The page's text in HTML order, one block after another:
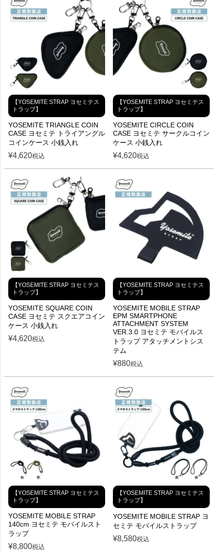
【YOSEMITE STRAP ヨセミテス
トラップ】
YOSEMITE TRIANGLE COIN
CASE ヨセミテ トライアングル
コインケース 小銭入れ
¥4,620税込
【YOSEMITE STRAP ヨセミテス
トラップ】
YOSEMITE CIRCLE COIN
CASE ヨセミテ サークルコイン
ケース 小銭入れ
¥4,620税込
【YOSEMITE STRAP ヨセミテス
トラップ】
YOSEMITE SQUARE COIN
CASE ヨセミテ スクエアコイン
ケース 小銭入れ
¥4,620税込
【YOSEMITE STRAP ヨセミテス
トラップ】
YOSEMITE MOBILE STRAP
EPM SMARTPHONE
ATTACHMENT SYSTEM
VER.3.0 ヨセミテ モバイルス
トラップ アタッチメントシス
テム
¥880税込
【YOSEMITE STRAP ヨセミテス
トラップ】
YOSEMITE MOBILE STRAP
140cm ヨセミテ モバイルスト
ラップ
¥8,800税込
【YOSEMITE STRAP ヨセミテス
トラップ】
YOSEMITE MOBILE STRAP ヨ
セミテ モバイルストラップ
¥8,580税込